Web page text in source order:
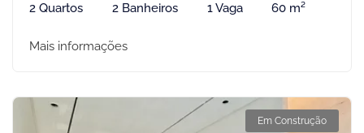
2 Quartos 2 Banheiros 1 Vaga 60 m²
Mais informações
Em Construção